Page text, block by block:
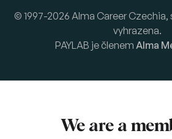
© 1997-2026 Alma Career Czechia,
vyhrazena.
PAYLAB je členem Alma
We are a